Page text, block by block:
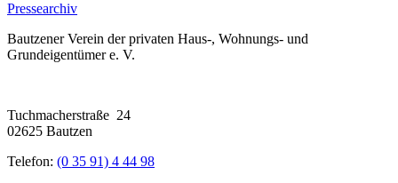
Pressearchiv
Bautzener Verein der privaten Haus-, Wohnungs- und
Grundeigentümer e. V.
Tuchmacherstraße 24
02625 Bautzen
Telefon: (0 35 91) 4 44 98